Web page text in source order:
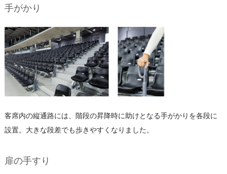
手がかり
客席内の縦通路には、階段の昇降時に助けとなる手がかりを各段に
設置。大きな段差でも歩きやすくなりました。
扉の手すり